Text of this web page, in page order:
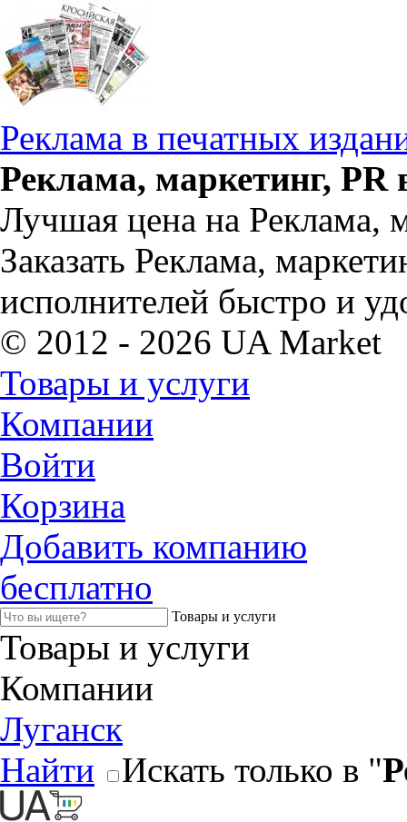
Реклама в печатных
Реклама, маркетинг,
Лучшая цена на Реклама,
Заказать Реклама,
исполнителей быстро и
© 2012 - 2026 UA Market
Товары и услуги
Компании
Войти
Корзина
Добавить компанию
бесплатно
Товары и услуги
Товары и услуги
Компании
Луганск
Найти
Искать только в "